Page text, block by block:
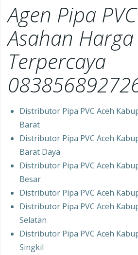
Agen Pipa PVC
Asahan
Terpercaya
Distributor Pipa PVC Aceh
Barat
Distributor Pipa PVC Aceh
Barat Daya
Distributor Pipa PVC Aceh
Besar
Distributor Pipa PVC Aceh
Distributor Pipa PVC Aceh
Selatan
Distributor Pipa PVC Aceh
Singkil